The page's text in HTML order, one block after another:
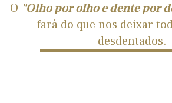
O "Olho por olho e dente por
fará do que nos deixar
desdentados.